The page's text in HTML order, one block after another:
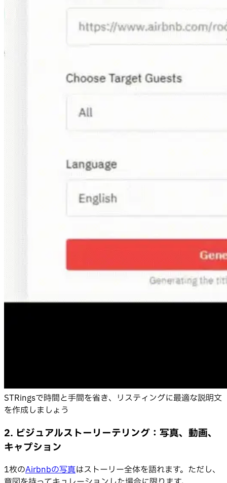
STRingsで時間と手間を省き、リスティングに最適な説明文
を作成しましょう
2. ビジュアルストーリーテリング：写真、動画、
キャプション
1枚のAirbnbの写真はストーリー全体を語れます。ただし、